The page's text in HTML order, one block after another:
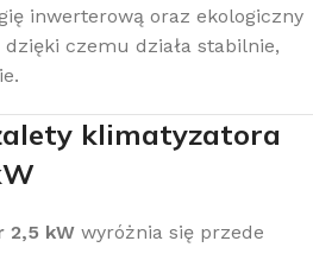
inwerterową oraz ekologiczny
dzięki czemu działa stabilnie,
klimatyzatora
2,5 kW wyróżnia się przede